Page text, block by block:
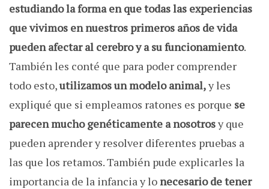
estudiando la forma en que todas las experiencias
que vivimos en nuestros primeros años de vida
pueden afectar al cerebro y a su funcionamiento.
También les conté que para poder comprender
todo esto,utilizamos un modelo animal,y les
expliqué que si empleamos ratones es porque se
parecen mucho genéticamente a nosotrosy que
pueden aprender y resolver diferentes pruebas a
las que los retamos. También pude explicarles la
importancia de la infancia y lonecesario de tener